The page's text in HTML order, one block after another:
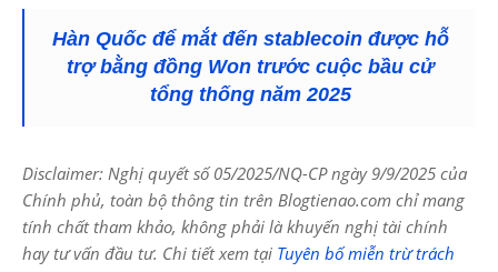
Hàn Quốc để mắt đến stablecoin được hỗ
trợ bằng đồng Won trước cuộc bầu cử
tổng thống năm 2025
Disclaimer: Nghị quyết số 05/2025/NQ-CP ngày 9/9/2025 của
Chính phủ, toàn bộ thông tin trên Blogtienao.com chỉ mang
tính chất tham khảo, không phải là khuyến nghị tài chính
hay tư vấn đầu tư. Chi tiết xem tại Tuyên bố miễn trừ trách